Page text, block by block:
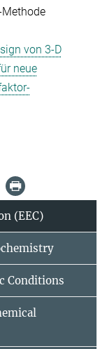
Methode
von 3-D
neue
(EEC)
Conditions